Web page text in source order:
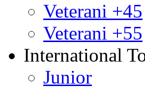
Veterani +45
Veterani +55
International
Junior